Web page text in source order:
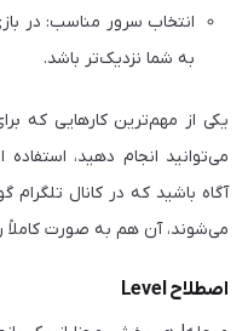
انتخاب سرور مناسب: در
به شما نزدیک‌تر باشد.
یکی از مهم‌ترین کارهایی که
آگاه باشید که در کانال
می‌شوند، آن هم به صورت کاملاً
اصطلاح Level